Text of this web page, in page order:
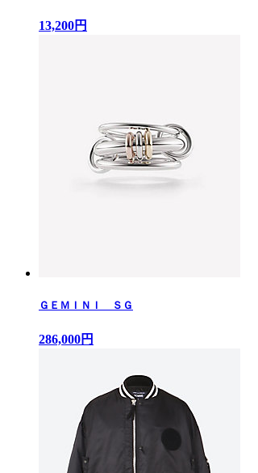
13,200円
ＧＥＭＩＮＩ ＳＧ
286,000円